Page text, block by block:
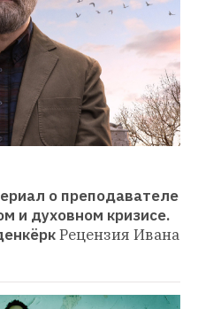
о преподавателе
и духовном кризисе.
Рецензия Ивана